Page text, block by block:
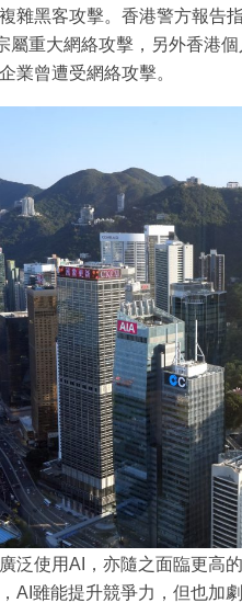
雜黑客攻擊。香港警方報告
屬重大網絡攻擊，另外香港
業曾遭受網絡攻擊。
泛使用AI，亦隨之面臨更高
AI雖能提升競爭力，但也加